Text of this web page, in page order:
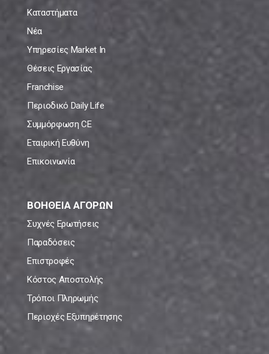
Καταστήματα
Νέα
Υπηρεσίες Market In
Θέσεις Εργασίας
Franchise
Περιοδικό Daily Life
Συμμόρφωση CE
Εταιρική Ευθύνη
Επικοινωνία
ΒΟΗΘΕΙΑ ΑΓΟΡΩΝ
Συχνές Ερωτήσεις
Παραδόσεις
Επιστροφές
Κόστος Αποστολής
Τρόποι Πληρωμής
Περιοχές Εξυπηρέτησης